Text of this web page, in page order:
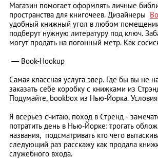
Магазин помогает оформлять личные
пространства для книгочеев. Дизайнеры
удобный книжный угол в любом
подберут нужную литературу под ключ.
могут продать на погонный метр. Как
— Book-Hookup
Самая классная услуга эвер. Где бы вы не
заказать себе коробку с книжками из
Подумайте, bookbox из Нью-Йорка.
Я всерьез считаю, поход в Стренд -
потратить день в Нью-Йорке: трогать
названия, подсматривать кто чего
следующий раз расскажу как продала
служебного входа.